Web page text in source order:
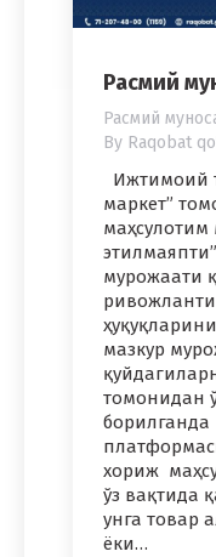
Расмий
Расмий
By Raqobat
Ижтимоий
маркет”
мурожаати
мазкур
томонидан
хориж
ўз вақтида
унга товар
ёки…